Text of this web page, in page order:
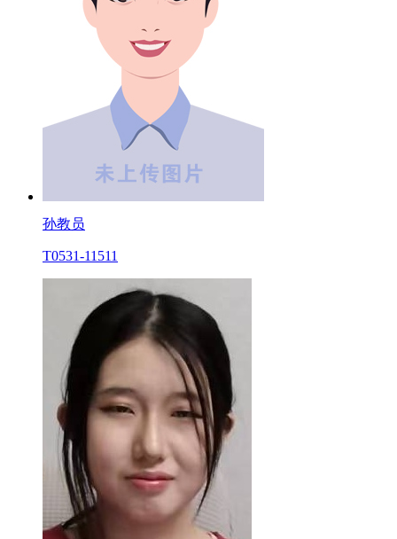
孙教员
T0531-11511